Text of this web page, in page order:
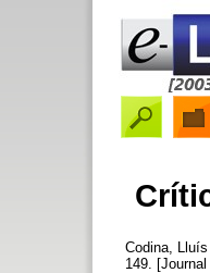
Codina, Lluís
149.